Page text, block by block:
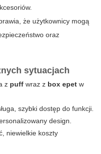
że użytkownicy mogą
oraz
sytuacjach
z puff wraz z box epet w
szybki dostęp do funkcji.
design.
niewielkie koszty